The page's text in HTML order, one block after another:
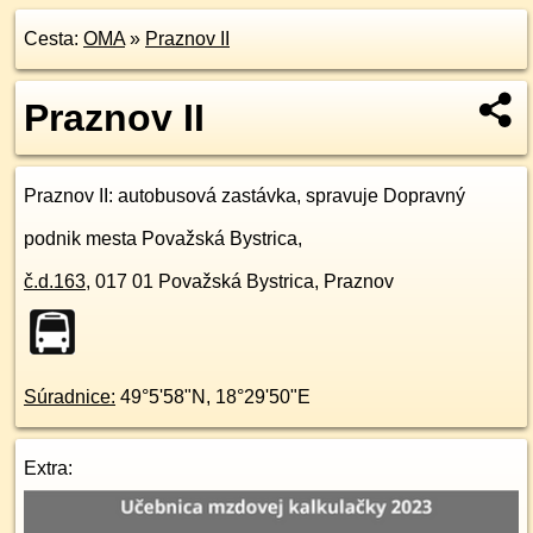
Cesta: OMA» Praznov II
Praznov II
Praznov II : autobusová zastávka, spravuje Dopravný
podnik mesta Považská Bystrica,
č.d.163, 017 01 Považská Bystrica, Praznov
Súradnice: 49°5'58"N , 18°29'50"E
Extra: